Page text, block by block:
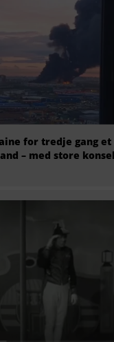
for tredje gang
– med store